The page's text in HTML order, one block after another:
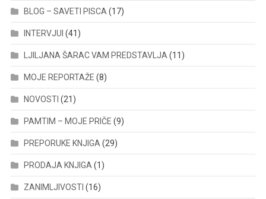
BLOG – SAVETI PISCA (17)
INTERVJUI (41)
LJILJANA ŠARAC VAM PREDSTAVLJA (11)
MOJE REPORTAŽE (8)
NOVOSTI (21)
PAMTIM – MOJE PRIČE (9)
PREPORUKE KNJIGA (29)
PRODAJA KNJIGA (1)
ZANIMLJIVOSTI (16)